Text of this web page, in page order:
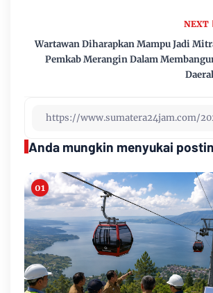
NEXT
Wartawan Diharapkan Mampu Jadi
Pemkab Merangin Dalam
Anda mungkin menyukai